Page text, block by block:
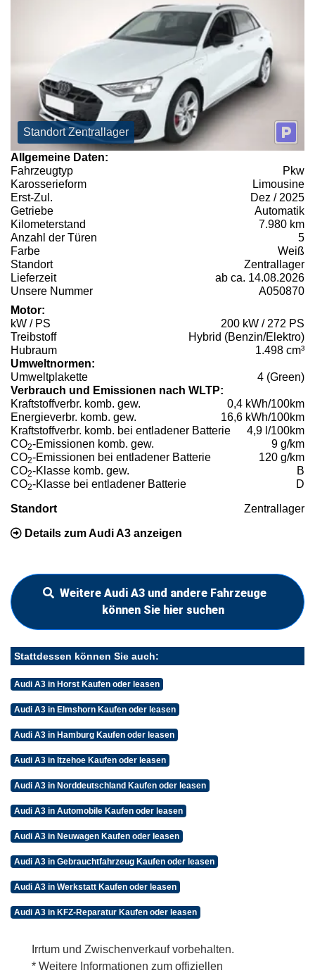
Standort Zentrallager
Allgemeine Daten:
Fahrzeugtyp
Pkw
Karosserieform
Limousine
Erst-Zul.
Dez / 2025
Getriebe
Automatik
Kilometerstand
7.980 km
Anzahl der Türen
5
Farbe
Weiß
Standort
Zentrallager
Lieferzeit
ab ca. 14.08.2026
Unsere Nummer
A050870
Motor:
kW / PS
200 kW / 272 PS
Treibstoff
Hybrid (Benzin/Elektro)
Hubraum
1.498 cm³
Umweltnormen:
Umweltplakette
4 (Green)
Verbrauch und Emissionen nach WLTP:
Kraftstoffverbr. komb. gew.
0,4 kWh/100km
Energieverbr. komb. gew.
16,6 kWh/100km
Kraftstoffverbr. komb. bei entladener Batterie
4,9 l/100km
CO2-Emissionen komb. gew.
9 g/km
CO2-Emissionen bei entladener Batterie
120 g/km
CO2-Klasse komb. gew.
B
CO2-Klasse bei entladener Batterie D
Standort Zentrallager
Details zum Audi A3 anzeigen
Weitere Audi A3 und andere Fahrzeuge
können Sie hier suchen
Stattdessen können Sie auch:
Audi A3 in Horst Kaufen oder leasen
Audi A3 in Elmshorn Kaufen oder leasen
Audi A3 in Hamburg Kaufen oder leasen
Audi A3 in Itzehoe Kaufen oder leasen
Audi A3 in Norddeutschland Kaufen oder leasen
Audi A3 in Automobile Kaufen oder leasen
Audi A3 in Neuwagen Kaufen oder leasen
Audi A3 in Gebrauchtfahrzeug Kaufen oder leasen
Audi A3 in Werkstatt Kaufen oder leasen
Audi A3 in KFZ-Reparatur Kaufen oder leasen
Irrtum und Zwischenverkauf vorbehalten.
* Weitere Informationen zum offiziellen